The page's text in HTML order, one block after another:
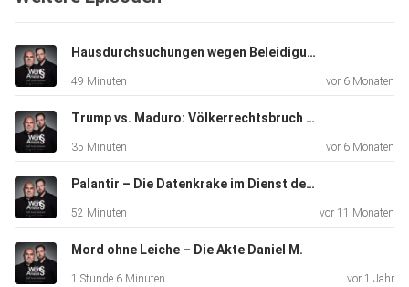
Alexander Hauer, der selbst eine Geschädigte dieser
sadistischen
Taten vertreten hat, über die Hintergründe der Taten und
über die
Psyche des Täters.
Hausdurchsuchungen wegen Beleidigungen – überschreitet der Staat eine Grenze?
49 Minuten vor 6 Monaten
Trump vs. Maduro: Völkerrechtsbruch oder legitime Militäroperation?
35 Minuten vor 6 Monaten
Palantir – Die Datenkrake im Dienst des Staates
52 Minuten vor 11 Monaten
Mord ohne Leiche – Die Akte Daniel M.
1 Stunde 6 Minuten vor 1 Jahr